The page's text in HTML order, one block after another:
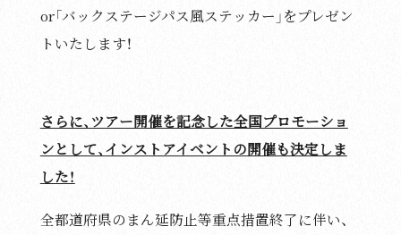
or「バックステージパス風ステッカー」をプレゼン
トいたします！
さらに、ツアー開催を記念した全国プロモーショ
ンとして、インストアイベントの開催も決定しま
した！
全都道府県のまん延防止等重点措置終了に伴い、
Site Policy